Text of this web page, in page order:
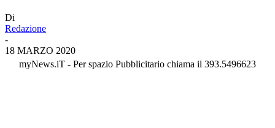
Di
Redazione
-
18 MARZO 2020
myNews.iT - Per spazio Pubblicitario chiama il 393.5496623